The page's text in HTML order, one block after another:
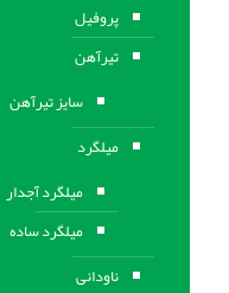
پروفیل
تیرآهن
سایز تیرآهن
میلگرد
میلگرد آجدار
میلگرد ساده
ناودانی